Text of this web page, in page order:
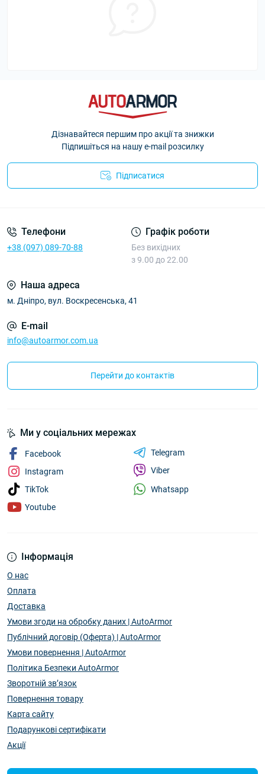
Дізнавайтеся першим про акції та знижки
Підпишіться на нашу e-mail розсилку
Підписатися
Телефони
+38 (097) 089-70-88
Графік роботи
Без вихідних
з 9.00 до 22.00
Наша адреса
м. Дніпро, вул. Воскресенська, 41
E-mail
info@autoarmor.com.ua
Перейти до контактів
Інформація
О нас
Оплата
Доставка
Умови згоди на обробку даних | AutoArmor
Публічний договір (Оферта) | AutoArmor
Умови повернення | AutoArmor
Політика Безпеки AutoArmor
Зворотній зв’язок
Повернення товару
Карта сайту
Подарункові сертифікати
Акції
Ми у соціальних мережах
Facebook
Instagram
TikTok
Youtube
Telegram
Viber
Whatsapp